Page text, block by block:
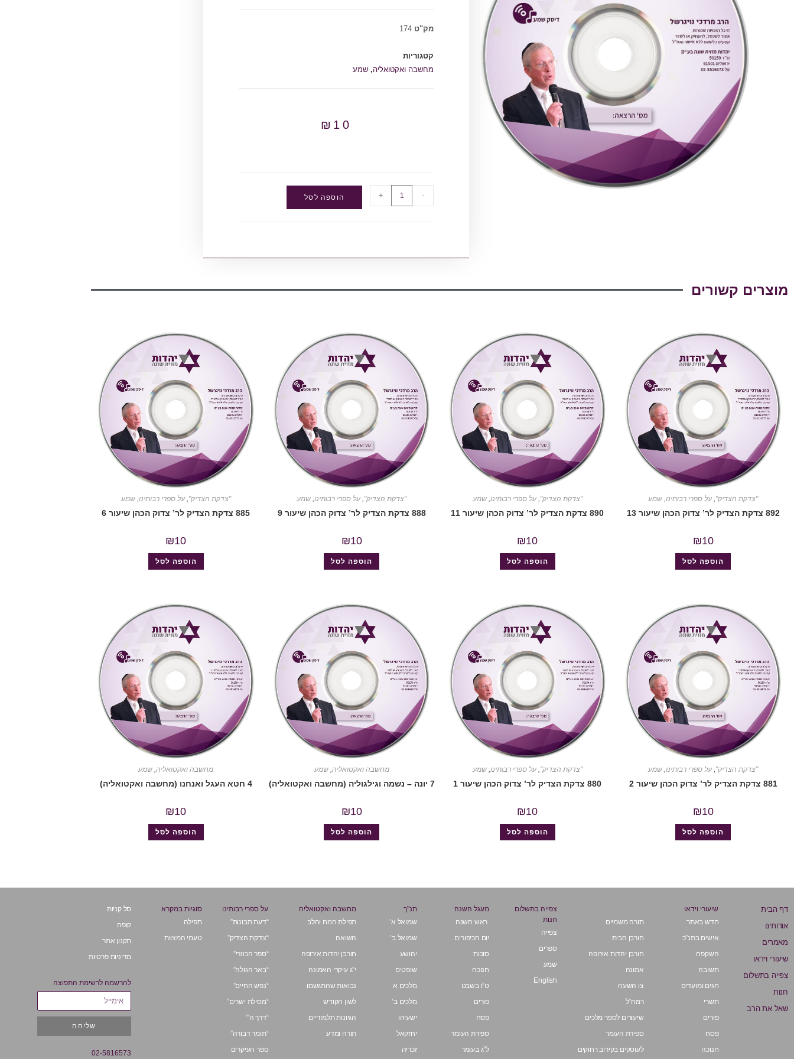
מק"ט 174
קטגוריות
מחשבה ואקטואליה, שמע
₪ 10
-
+ הוספה לסל
מוצרים קשורים
"צדקת הצדיק" על ספרי רבותינו, שמע
892 צדקת הצדיק לר’ צדוק הכהן שיעור 13
₪10
הוספה לסל
"צדקת הצדיק" ,על ספרי רבותינו ,שמע
890 צדקת הצדיק לר’ צדוק הכהן שיעור 11
₪10
הוספה לסל
"צדקת הצדיק" על ספרי רבותינו, שמע
888 צדקת הצדיק לר’ צדוק הכהן שיעור 9
₪10
הוספה לסל
"צדקת הצדיק" ,על ספרי רבותינו ,שמע
885 צדקת הצדיק לר’ צדוק הכהן שיעור 6
₪10
הוספה לסל
"צדקת הצדיק", על ספרי רבותינו, שמע
881 צדקת הצדיק לר’ צדוק הכהן שיעור 2
₪10
הוספה לסל
"צדקת הצדיק",על ספרי רבותינו,שמע
880 צדקת הצדיק לר’ צדוק הכהן שיעור 1
₪10
הוספה לסל
מחשבה ואקטואליה,שמע
7 יונה – נשמה וגילגוליה (מחשבה ואקטואליה)
₪10
הוספה לסל
מחשבה ואקטואליה, שמע
4 חטא העגל ואנחנו (מחשבה ואקטואליה)
₪10
הוספה לסל
דף הבית
אודותינו
מאמרים
שיעורי וידאו
צפייה בתשלום
חנות
שאל את הרב
שיעורי וידאו
חדש באתר
אישים בתנ”כ
השקפה
תשובה
חגים ומועדים
תשרי
פורים
פסח
חנוכה
תורה משמיים
חורבן הבית
חורבן יהדות אירופה
אמונה
צו השעה
רמח”ל
שיעורים לספר מלכים
ספירת העומר
לעוסקים בקירוב רחוקים
צפייה בתשלום
חנות
צפייה
ספרים
שמע
English
מעגל השנה
ראש השנה
יום הכיפורים
סוכות
חנוכה
ט”ו בשבט
פורים
פסח
ספירת העומר
ל”ג בעומר
תנ"ך
שמואל א’
שמואל ב’
יהושע
שופטים
מלכים א
מלכים ב’
ישעיהו
יחזקאל
זכריה
מחשבה ואקטואליה
תפילת המח והלב
השואה
חורבן יהדות אירופה
י”ג עיקרי האמונה
נבואות שהתגשמו
לשון הקודש
הגיונות תלמודיים
תורה ומדע
על ספרי רבותינו
“דעת תבונות”
“צדקת הצדיק”
“ספר הכוזרי”
“באר הגולה”
“נפש החיים”
“מסילת ישרים”
“דרך ה'”
“תומר דבורה”
ספר העיקרים
סוגיות במקרא
תפילה
טעמי המצוות
סל קניות
קופה
תקנון אתר
מדיניות פרטיות
להרשמה לרשימת התפוצה
שליחה
02-5816573